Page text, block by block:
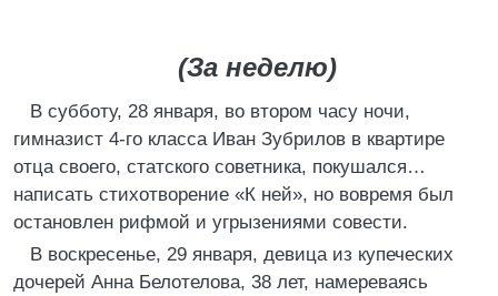
(За неделю)
В субботу, 28 января, во втором часу ночи,
гимназист 4-го класса Иван Зубрилов в квартире
отца своего, статского советника, покушался…
написать стихотворение «К ней», но вовремя был
остановлен рифмой и угрызениями совести.
В воскресенье, 29 января, девица из купеческих
дочерей Анна Белотелова, 38 лет, намереваясь